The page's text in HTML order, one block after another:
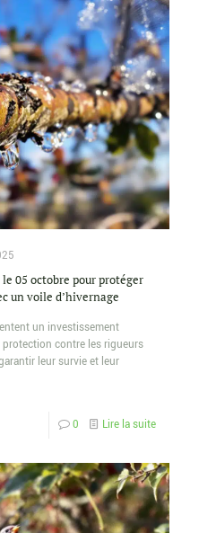
05 octobre pour protéger
un voile d’hivernage
un investissement
contre les rigueurs
leur survie et leur
0 Lire la suite